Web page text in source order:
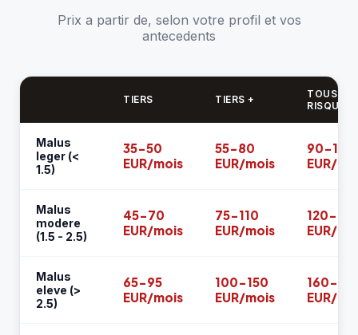
Prix a partir de, selon votre profil et vos
antecedents
TIERS TIERS +
TOUS
RISQUES
Malus
leger (<
1.5)
35-50
EUR/mois
55-80
EUR/mois
90-140
EUR/
Malus
modere
(1.5 - 2.5)
45-70
EUR/mois
75-110
EUR/mois
120-
EUR/
Malus
eleve (>
2.5)
65-95
EUR/mois
100-150
EUR/mois
160-
EUR/